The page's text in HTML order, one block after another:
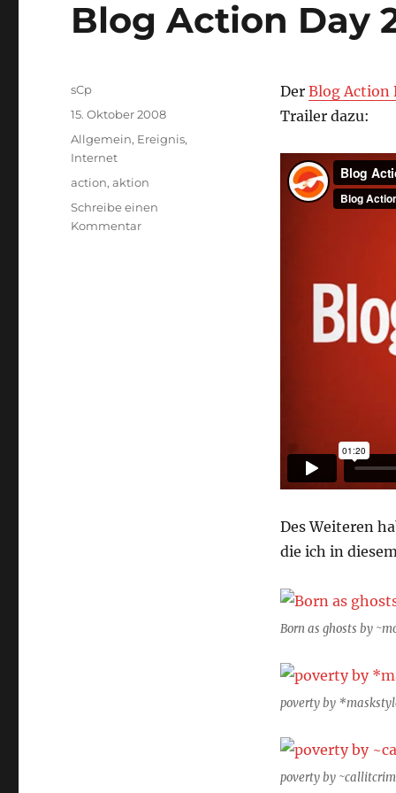
Blog Action Day
Der Blog Action
Trailer dazu:
Des Weiteren
die ich in
Born as ghosts by
poverty by
poverty by
Autor
sCp
Veröffentlicht
am
15. Oktober 2008
Kategorien
Allgemein, Ereignis,
Internet
Schlagwörter
action,aktion
Schreibe einen
Kommentarzu